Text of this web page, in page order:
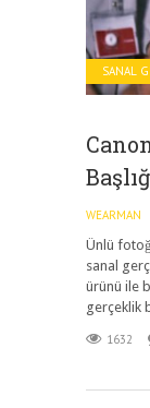
SANAL
WEARMAN
Ünlü
sanal
ürünü ile
gerçeklik
1632